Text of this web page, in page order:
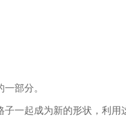
部分。
一起成为新的形状，利用